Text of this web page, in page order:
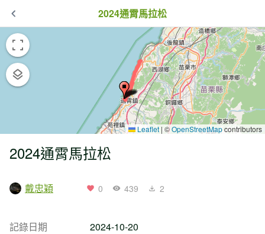
2024通霄馬拉松
Leaflet | ©OpenStreetMapcontributors
2024通霄馬拉松
戴忠穎 0 439 2
記錄日期
2024-10-20